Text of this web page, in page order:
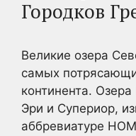
Городков
Великие озера
самых
континента.
Эри и Супериор,
аббревиатуре